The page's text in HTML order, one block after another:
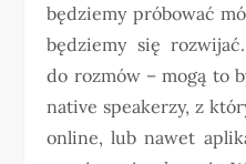
będziemy próbować
będziemy się
do rozmów – mogą to
native speakerzy, z
online, lub nawet